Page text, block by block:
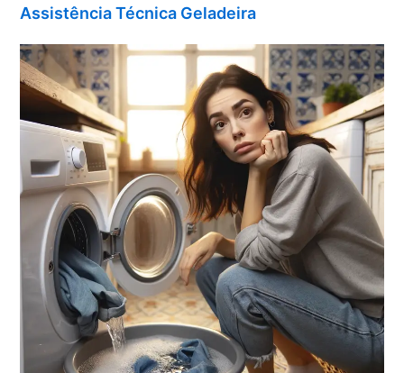
Assistência Técnica Geladeira